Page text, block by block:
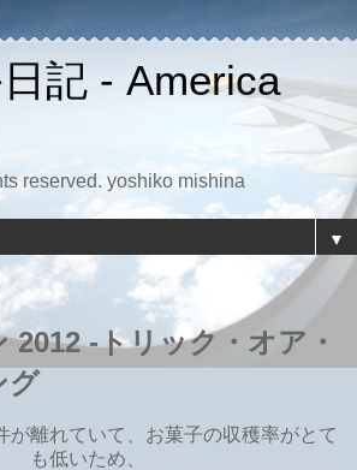
記 - America
reserved. yoshiko mishina
▼
2012 -トリック・オア・
グ
が離れていて、お菓子の収穫率がとて
も低いため、